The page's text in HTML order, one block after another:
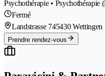
Psychothérapie • Psychothérapie
Fermé
Landstrasse 745430 Wettingen
Prendre rendez-vous